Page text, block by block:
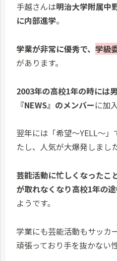
手越さんは明治大学附属中
に内部進学。
学業が非常に優秀で、 学級
があります。
2003年の高校1年の時には
『NEWS』のメンバーに加
翌年には「希望～YELL～
たし、人気が大爆発しまし
芸能活動に忙しくなったこ
が取れなくなり高校1年の
ようです。
学業にも芸能活動もサッカ
頑張っており手を抜かない